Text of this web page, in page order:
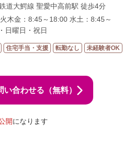
道大鰐線 聖愛中高前駅 徒歩4分
木金：8:45～18:00 水土：8:45～
日曜日・祝日
住宅手当・支援 転勤なし
未経験者OK
い合わせる（無料）
開になります